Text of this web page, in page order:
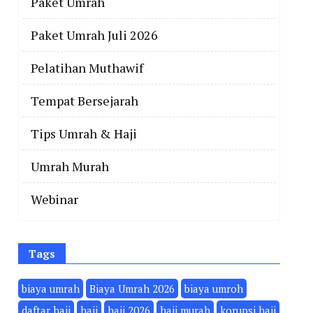
Paket Umrah Juli 2026
Pelatihan Muthawif
Tempat Bersejarah
Tips Umrah & Haji
Umrah Murah
Webinar
Tags
biaya umrah Biaya Umrah 2026
biaya umroh